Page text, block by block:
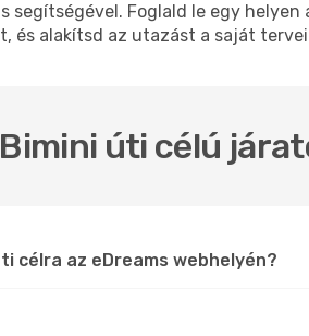
Foglald le egy helyen
és alakítsd az utazást a saját
úti célú
célra az eDreams webhelyén?